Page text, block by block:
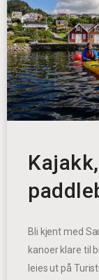
Bli kjent med
kanoer klare til
leies ut på